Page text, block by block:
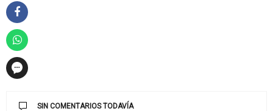
SIN COMENTARIOS TODAVÍA